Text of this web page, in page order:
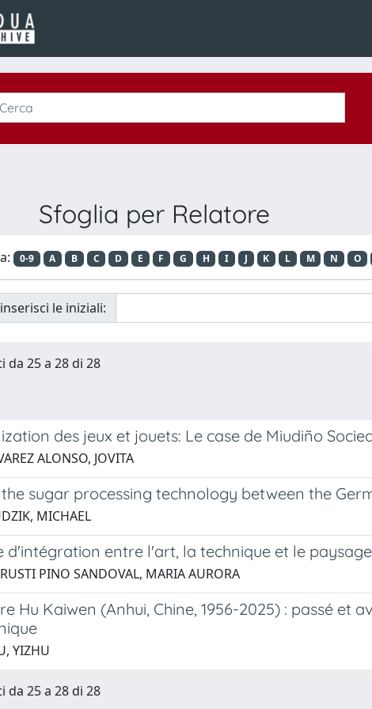
Sfoglia per Relatore
0-9 A B C D E F G H I J K L M N O
le iniziali:
25 a 28 di 28
des jeux et jouets: Le case de Miudiño
ALONSO, JOVITA
sugar processing technology between the
MICHAEL
d'intégration entre l'art, la technique et le paysage
PINO SANDOVAL, MARIA AURORA
Hu Kaiwen (Anhui, Chine, 1956-2025) : passé et
YIZHU
25 a 28 di 28